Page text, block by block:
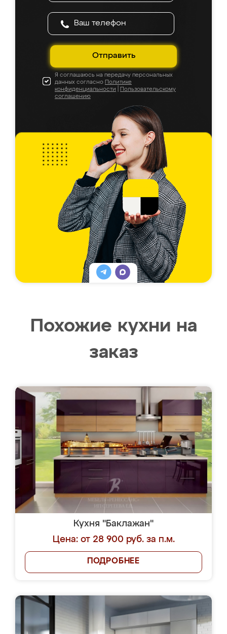
Отправить
Я соглашаюсь на передачу персональных
данных согласно Политике
конфиденциальности
Пользовательскому
соглашению
Похожие кухни на
заказ
Кухня "Баклажан"
Цена: от 28 900 руб. за п.м.
ПОДРОБНЕЕ